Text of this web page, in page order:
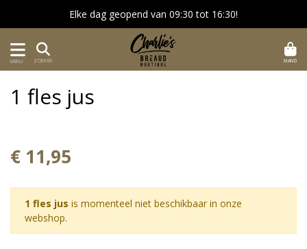
Elke dag geopend van 09:30 tot 16:30!
MENU ZOEKEN MAND
1 fles jus
€ 11,95
1 fles jus is momenteel niet beschikbaar in onze
webshop.